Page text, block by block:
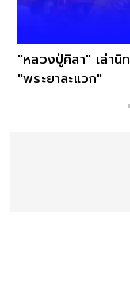
"หลวงปู่ศิลา" เล่า
"พระยาละแวก"